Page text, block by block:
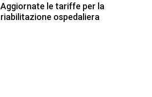
Aggiornate le tariffe per la
riabilitazione ospedaliera